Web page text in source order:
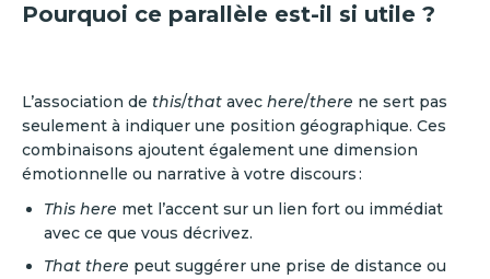
Pourquoi ce parallèle est-il si utile ?
L’association de this/that avec here/there ne sert pas
seulement à indiquer une position géographique. Ces
combinaisons ajoutent également une dimension
émotionnelle ou narrative à votre discours :
This here met l’accent sur un lien fort ou immédiat
avec ce que vous décrivez.
That there peut suggérer une prise de distance ou